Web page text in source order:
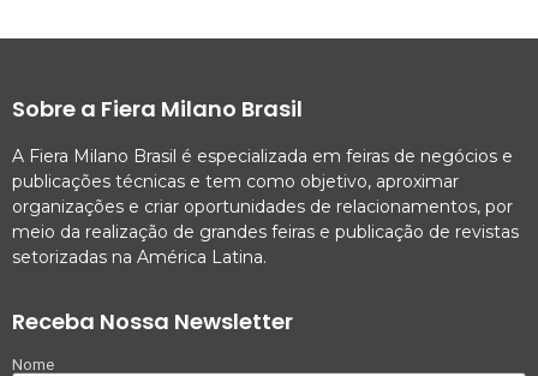
Sobre a Fiera Milano Brasil
A Fiera Milano Brasil é especializada em feiras de negócios e
publicações técnicas e tem como objetivo, aproximar
organizações e criar oportunidades de relacionamentos, por
meio da realização de grandes feiras e publicação de revistas
setorizadas na América Latina.
Receba Nossa Newsletter
Nome